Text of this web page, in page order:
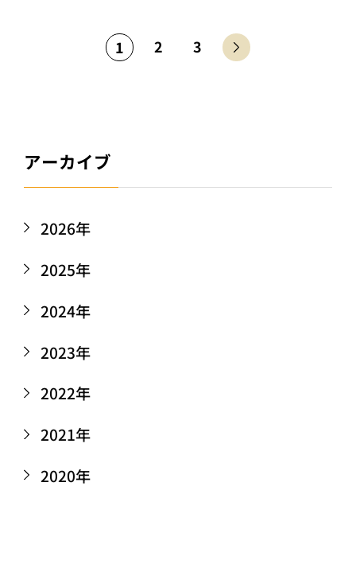
1 2 3
アーカイブ
2026年
2025年
2024年
2023年
2022年
2021年
2020年